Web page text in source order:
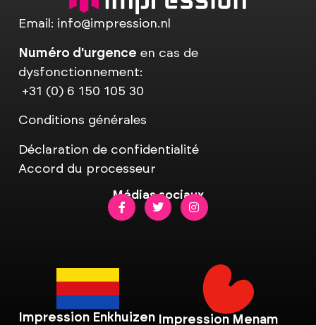
Email: info@impression.nl
Numéro d'urgence en cas de
dysfonctionnement:
+31 (0) 6 150 105 30
Conditions générales
Déclaration de confidentialité
Accord du processeur
Médias sociaux
Impression Enkhuizen Impression Menam